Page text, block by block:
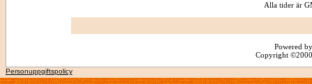
Alla tider är
Powered
Copyright
Personuppgiftspolicy